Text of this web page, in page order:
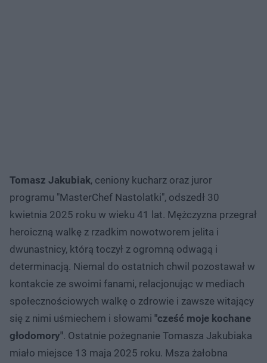
Tomasz Jakubiak, ceniony kucharz oraz juror
programu "MasterChef Nastolatki", odszedł 30
kwietnia 2025 roku w wieku 41 lat. Mężczyzna przegrał
heroiczną walkę z rzadkim nowotworem jelita i
dwunastnicy, którą toczył z ogromną odwagą i
determinacją. Niemal do ostatnich chwil pozostawał w
kontakcie ze swoimi fanami, relacjonując w mediach
społecznościowych walkę o zdrowie i zawsze witający
się z nimi uśmiechem i słowami "cześć moje kochane
głodomory". Ostatnie pożegnanie Tomasza Jakubiaka
miało miejsce 13 maja 2025 roku. Msza żałobna